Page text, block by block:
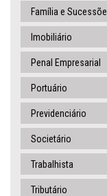
Família e
Imobiliário
Penal Empresarial
Portuário
Previdenciário
Societário
Trabalhista
Tributário